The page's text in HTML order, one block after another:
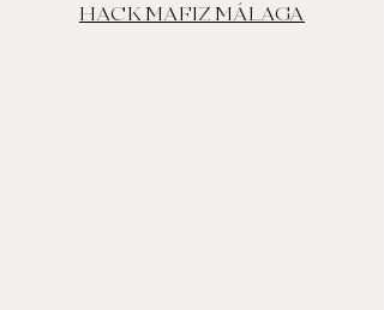
HACK MAFIZ MÁLAGA